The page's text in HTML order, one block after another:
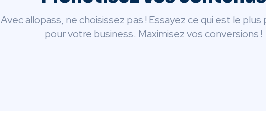
Avec allopass, ne choisissez pas ! Essayez ce qui est le
pour votre business. Maximisez vos conversions !